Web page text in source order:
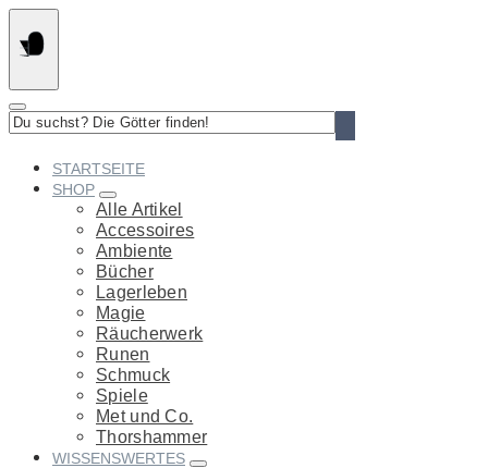
Springe
zum
Inhalt
suchst?
STARTSEITE
SHOP
Alle Artikel
Accessoires
Ambiente
Bücher
Lagerleben
Magie
Räucherwerk
Runen
Schmuck
Spiele
Met und Co.
Thorshammer
WISSENSWERTES